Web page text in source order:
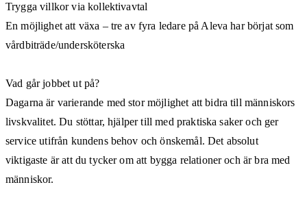
Trygga villkor via kollektivavtal
En möjlighet att växa – tre av fyra ledare på Aleva har börjat som
vårdbiträde/undersköterska
Vad går jobbet ut på?
Dagarna är varierande med stor möjlighet att bidra till människors
livskvalitet. Du stöttar, hjälper till med praktiska saker och ger
service utifrån kundens behov och önskemål. Det absolut
viktigaste är att du tycker om att bygga relationer och är bra med
människor.